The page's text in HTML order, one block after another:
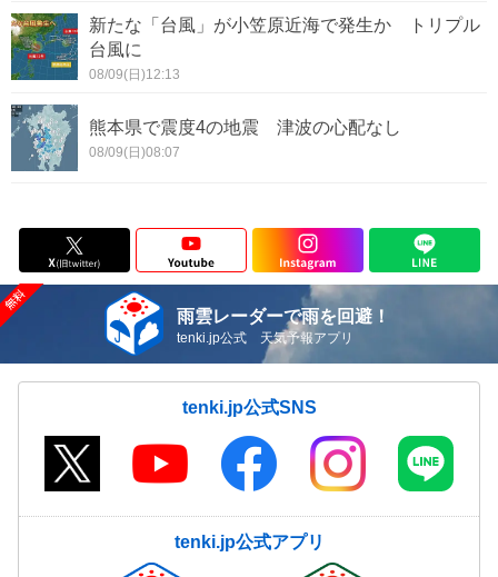
新たな「台風」が小笠原近海で発生か トリプル
台風に
08/09(日)12:13
熊本県で震度4の地震 津波の心配なし
08/09(日)08:07
雨雲レーダーで雨を回避！
tenki.jp公式 天気予報アプリ
tenki.jp公式SNS
tenki.jp公式アプリ